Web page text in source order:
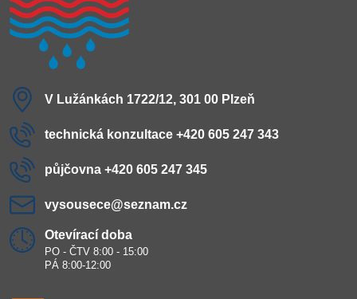
V Lužánkách 1722/12, 301 00 Plzeň
technická konzultace +420 605 247 343
půjčovna +420 605 247 345
vysousece​@seznam​.cz
Otevírací doba
PO - ČTV 8:00 - 15:00
PÁ 8:00-12:00